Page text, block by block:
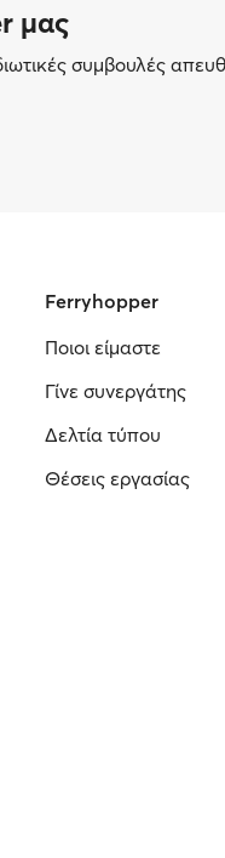
μας
συμβουλές
Ferryhopper
Ποιοι είμαστε
Γίνε συνεργάτης
Δελτία τύπου
Θέσεις εργασίας